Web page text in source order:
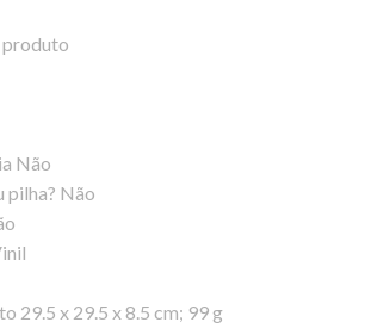
produto
‎Não
pilha? ‎Não
‎29.5 x 29.5 x 8.5 cm; 99 g